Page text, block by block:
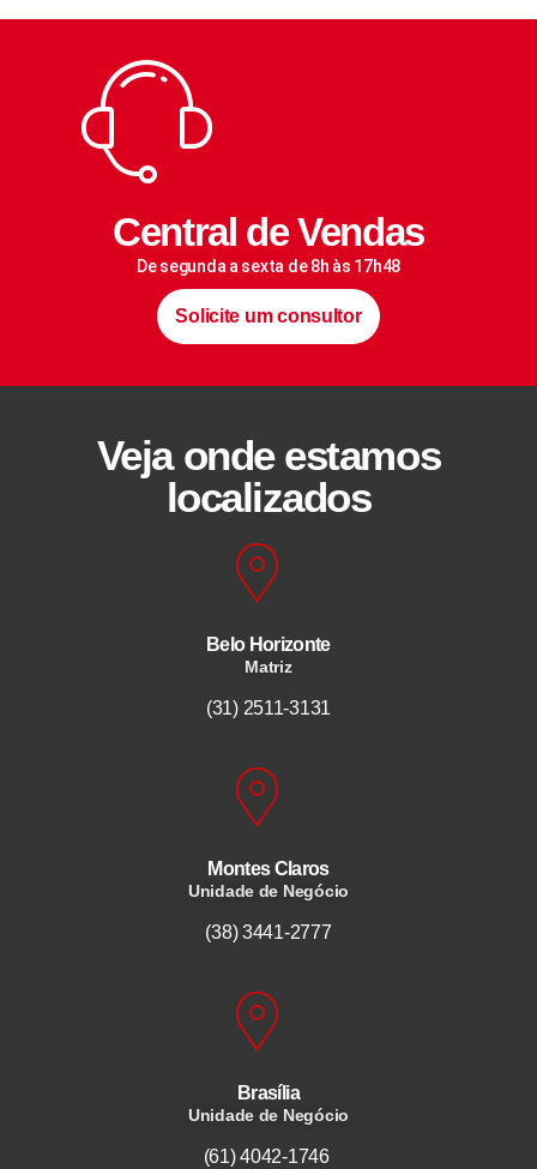
Central de Vendas
De segunda a sexta de 8h às 17h48
Solicite um consultor
Veja onde estamos
localizados
Belo Horizonte
Matriz
(31) 2511-3131
Montes Claros
Unidade de Negócio
(38) 3441-2777
Brasília
Unidade de Negócio
(61) 4042-1746